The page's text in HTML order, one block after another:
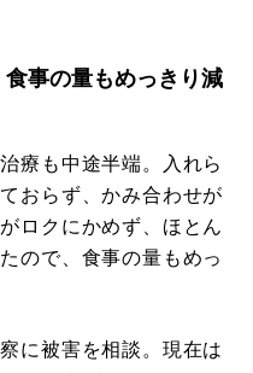
食事の量もめっきり減
療も中途半端。入れら
おらず、かみ合わせが
ロクにかめず、ほとん
ので、食事の量もめっ
に被害を相談。現在は